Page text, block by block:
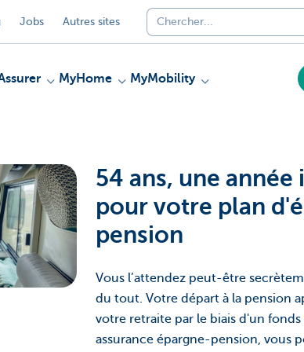
Jobs Autres sites
MyHome MyMobility
54 ans, une
pour votre plan
pension
Vous l’attendez peut-être
du tout. Votre départ à la pension
votre retraite par le biais d'un
assurance épargne-pension, vous